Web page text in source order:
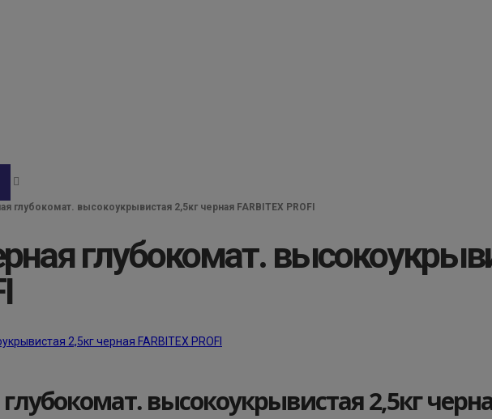
глубокомат. высокоукрывистая 2,5кг черная FARBITEX PROFI
глубокомат.
высокоукрывистая 2,5кг